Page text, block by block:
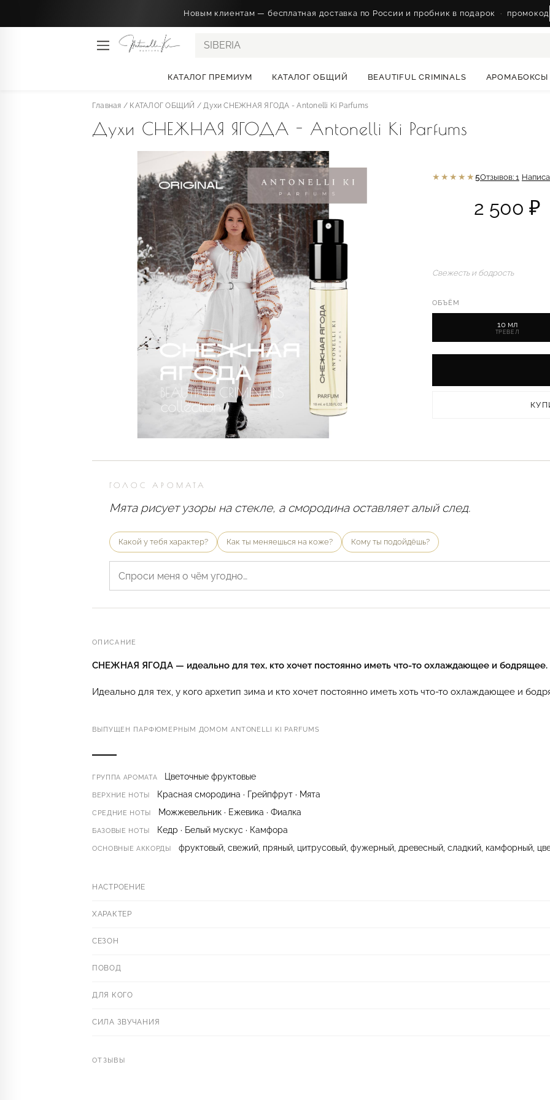
Новым клиентам — бесплатная доставка по России и пробник в подарок · промокод
SIBERIA
КАТАЛОГ ПРЕМИУМ КАТАЛОГ ОБЩИЙ BEAUTIFUL CRIMINALS АРОМАБОКСЫ
Главная / КАТАЛОГ ОБЩИЙ /Духи СНЕЖНАЯ ЯГОДА - Antonelli Ki Parfums
Духи СНЕЖНАЯ ЯГОДА - Antonelli Ki Parfums
★★★★★5Отзывов: 1
2 500 ₽
Свежесть и бодрость
ОБЪЁМ
10 мл
ТРЕВЕЛ
ГОЛОС АРОМАТА
Мята рисует узоры на стекле, а смородина оставляет алый след.
Какой у тебя характер? Как ты меняешься на коже? Кому ты подойдёшь?
ОПИСАНИЕ
СНЕЖНАЯ ЯГОДА — идеально для тех, кто хочет постоянно иметь что-то охлаждающее и бодрящее.
Идеально для тех, у кого архетип зима и кто хочет постоянно иметь хоть что-то охлаждающее и
ВЫПУЩЕН ПАРФЮМЕРНЫМ ДОМОМ ANTONELLI KI PARFUMS
ГРУППА АРОМАТА Цветочные фруктовые
ВЕРХНИЕ НОТЫ Красная смородина · Грейпфрут · Мята
СРЕДНИЕ НОТЫ Можжевельник · Ежевика · Фиалка
БАЗОВЫЕ НОТЫ Кедр · Белый мускус · Камфора
ОСНОВНЫЕ АККОРДЫ фруктовый, свежий, пряный, цитрусовый, фужерный, древесный, сладкий, камфорный,
НАСТРОЕНИЕ
ХАРАКТЕР
СЕЗОН
ПОВОД
ДЛЯ КОГО
СИЛА ЗВУЧАНИЯ
ОТЗЫВЫ